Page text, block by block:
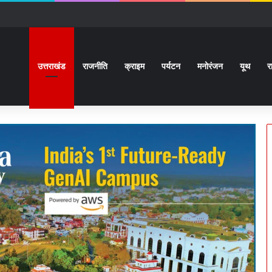
से कराया वाकिफ:32 देशों के Students पहली मुलाक़ात के बावजूद आपस में खुल के
उत्तराखंड राजनीति क्राइम पर्यटन मनोरंजन यूथ